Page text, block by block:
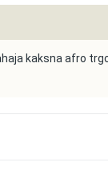
kaksna afro